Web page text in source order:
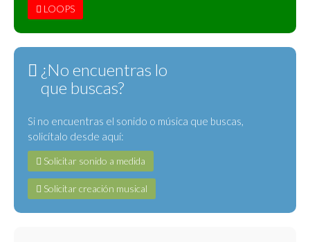
LOOPS
¿No encuentras lo
que buscas?
Si no encuentras el sonido o música que buscas,
solicítalo desde aquí:
Solicitar sonido a medida
Solicitar creación musical